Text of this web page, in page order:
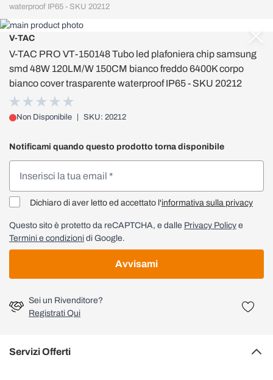
waterproof IP65 - SKU 20212
V-TAC
V-TAC PRO VT-150148 Tubo led plafoniera chip samsung
smd 48W 120LM/W 150CM bianco freddo 6400K corpo
bianco cover trasparente waterproof IP65 - SKU 20212
Non Disponibile SKU: 20212
Notificami quando questo prodotto torna disponibile
Dichiaro di aver letto ed accettato l'informativa sulla privacy
Questo sito è protetto da reCAPTCHA, e dalle Privacy Policy e
Termini e condizioni di Google.
Avvisami
Sei un Rivenditore?
Registrati Qui
Servizi Offerti